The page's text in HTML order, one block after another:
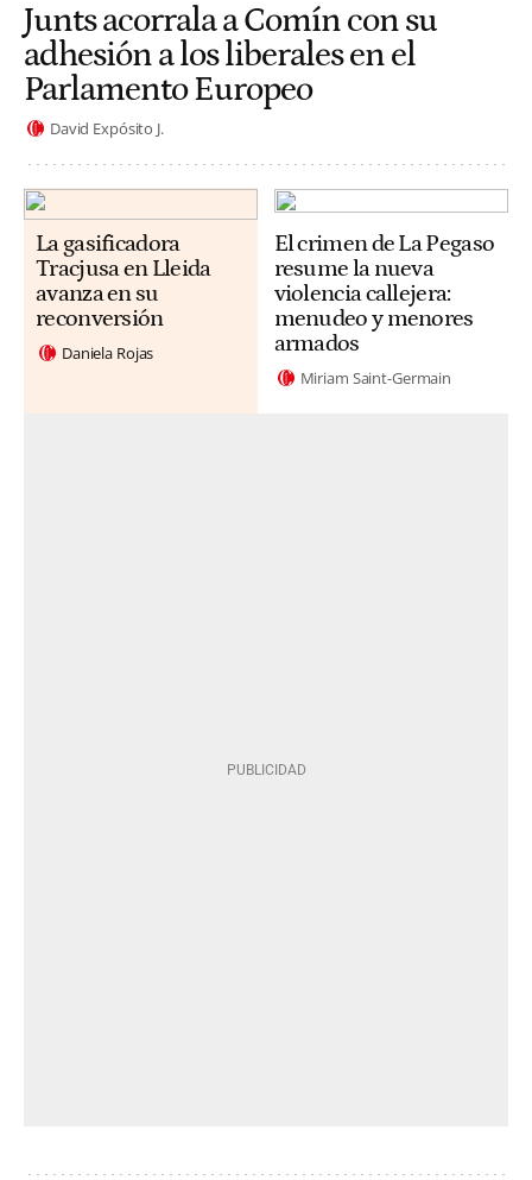
Junts acorrala a Comín con su
adhesión a los liberales en el
Parlamento Europeo
David Expósito J.
La gasificadora
Tracjusa en Lleida
avanza en su
reconversión
Daniela Rojas
El crimen de La Pegaso
resume la nueva
violencia callejera:
menudeo y menores
armados
Miriam Saint-Germain